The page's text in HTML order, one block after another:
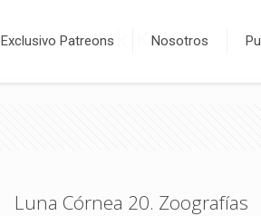
Exclusivo Patreons Nosotros
Frank Kalero
Luna Córnea 20. Zoografías